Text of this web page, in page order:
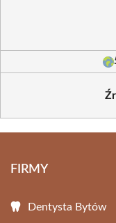
FIRMY
Dentysta Bytów